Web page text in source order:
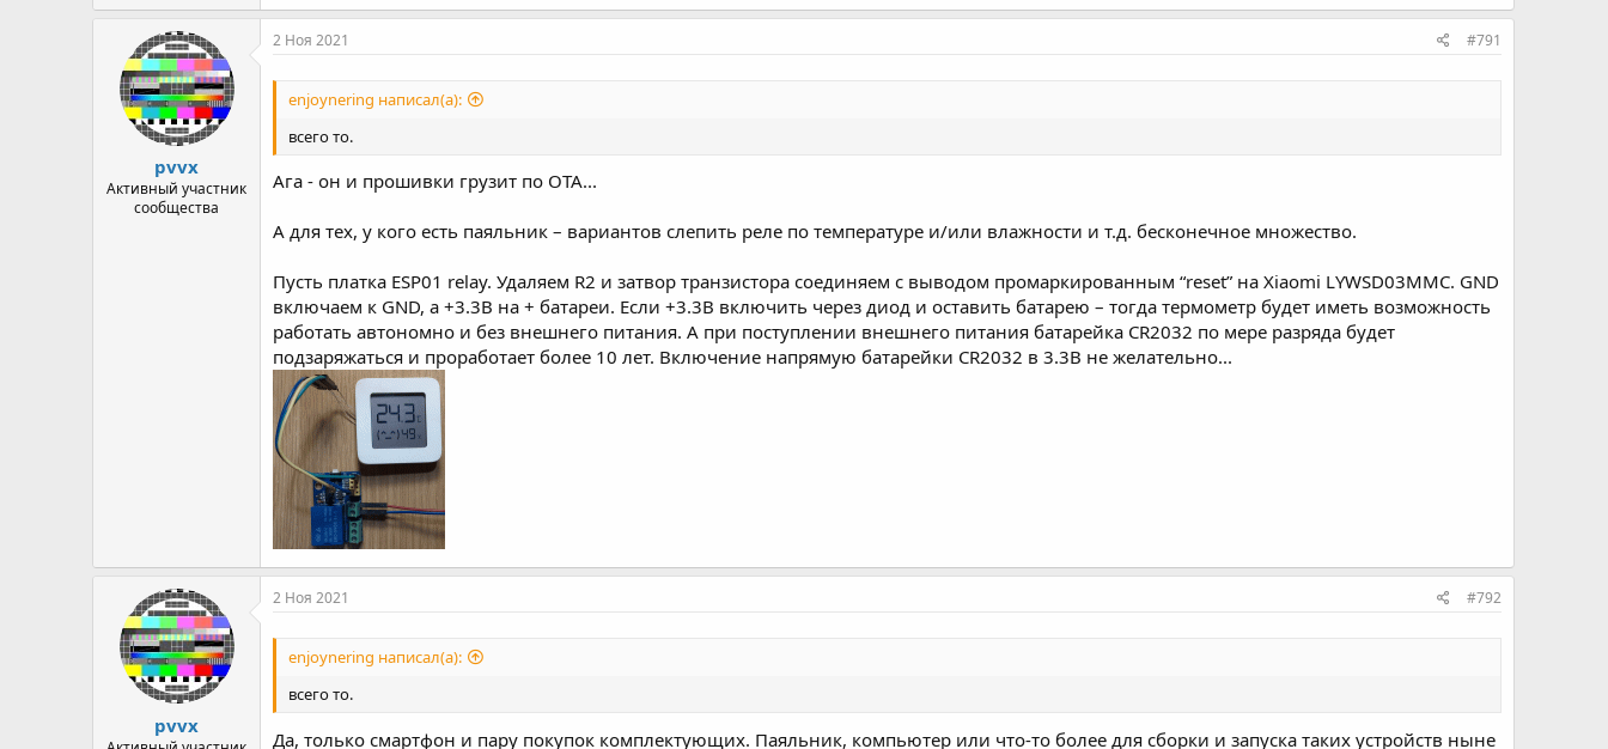
pvvx
Активный участник
сообщества
2 Ноя 2021 #791
enjoynering написал(а):
всего то.
Ага - он и прошивки грузит по OTA...
А для тех, у кого есть паяльник – вариантов слепить реле по температуре и/или влажности и т.д. бесконечное множество.
Пусть платка ESP01 relay. Удаляем R2 и затвор транзистора соединяем с выводом промаркированным “reset” на Xiaomi LYWSD03MMC. GND
включаем к GND, а +3.3В на + батареи. Если +3.3В включить через диод и оставить батарею – тогда термометр будет иметь возможность
работать автономно и без внешнего питания. А при поступлении внешнего питания батарейка CR2032 по мере разряда будет
подзаряжаться и проработает более 10 лет. Включение напрямую батарейки CR2032 в 3.3В не желательно...
pvvx
2 Ноя 2021 #792
enjoynering написал(а):
всего то.
Да, только смартфон и пару покупок комплектующих. Паяльник, компьютер или что-то более для сборки и запуска таких устройств ныне